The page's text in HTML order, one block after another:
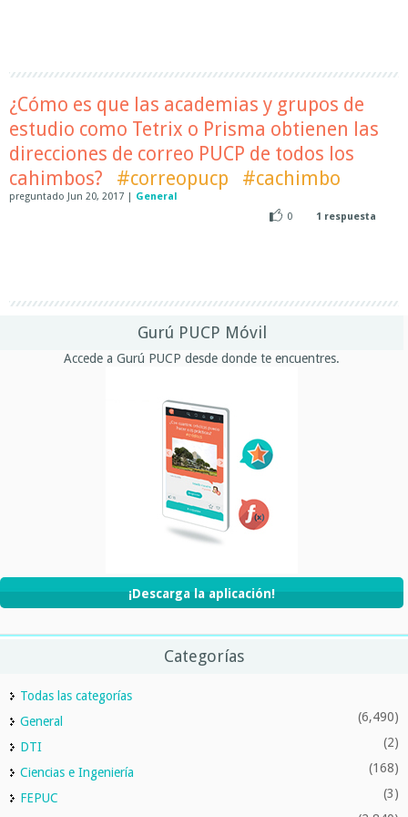
¿Cómo es que las academias y grupos de
estudio como Tetrix o Prisma obtienen las
direcciones de correo PUCP de todos los
cahimbos?
#correopucp #cachimbo
preguntado Jun 20, 2017 | General
0
1 respuesta
Gurú PUCP Móvil
Accede a Gurú PUCP desde donde te encuentres.
¡Descarga la aplicación!
Categorías
Todas las categorías
General
(6,490)
DTI (2)
Ciencias e Ingeniería (168)
FEPUC (3)